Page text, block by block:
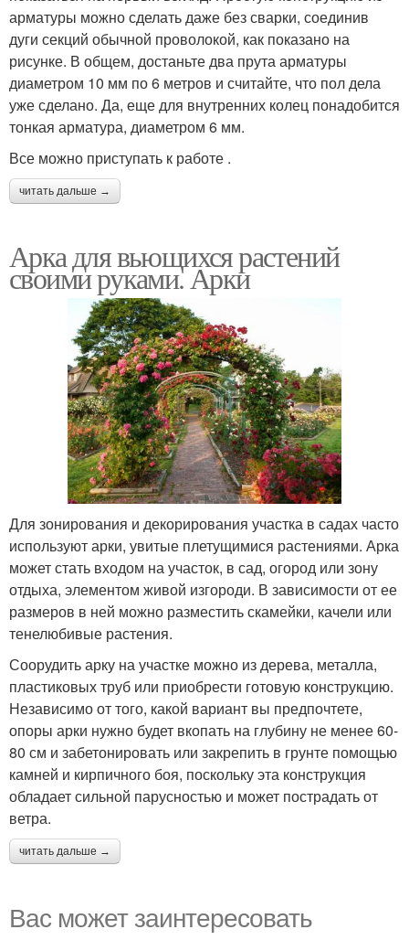
арматуры можно сделать даже без сварки, соединив
дуги секций обычной проволокой, как показано на
рисунке. В общем, достаньте два прута арматуры
диаметром 10 мм по 6 метров и считайте, что пол дела
уже сделано. Да, еще для внутренних колец понадобится
тонкая арматура, диаметром 6 мм.
Все можно приступать к работе .
читать дальше →
Арка для вьющихся растений
своими руками. Арки
Для зонирования и декорирования участка в садах часто
используют арки, увитые плетущимися растениями. Арка
может стать входом на участок, в сад, огород или зону
отдыха, элементом живой изгороди. В зависимости от ее
размеров в ней можно разместить скамейки, качели или
тенелюбивые растения.
Соорудить арку на участке можно из дерева, металла,
пластиковых труб или приобрести готовую конструкцию.
Независимо от того, какой вариант вы предпочтете,
опоры арки нужно будет вкопать на глубину не менее 60-
80 см и забетонировать или закрепить в грунте помощью
камней и кирпичного боя, поскольку эта конструкция
обладает сильной парусностью и может пострадать от
ветра.
читать дальше →
Вас может заинтересовать